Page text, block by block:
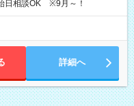
相談OK ※9月～！
詳細へ